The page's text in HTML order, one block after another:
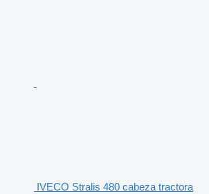
IVECO Stralis 480 cabeza tractora